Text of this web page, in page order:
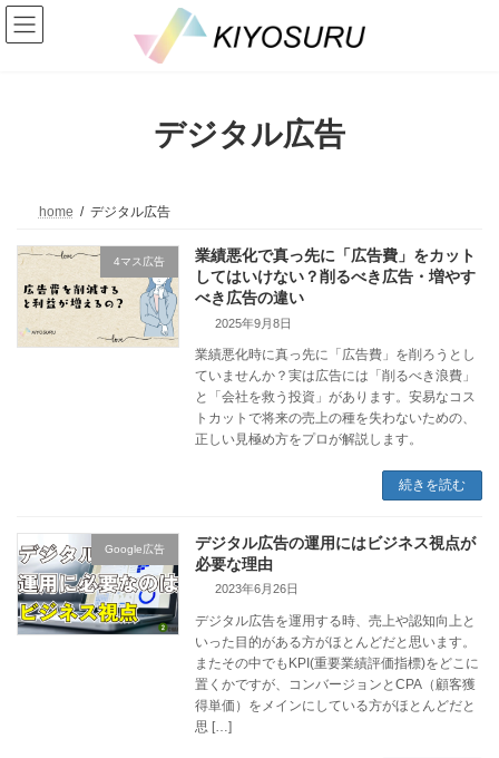
コ
ン
テ
ナ
ビ
ゲ
デジタル広告
home デジタル広告
4マス広告
業績悪化で真っ先に「広告費」をカット
してはいけない？削るべき広告・増やす
べき広告の違い
2025年9月8日
業績悪化時に真っ先に「広告費」を削ろうとし
ていませんか？実は広告には「削るべき浪費」
と「会社を救う投資」があります。安易なコス
トカットで将来の売上の種を失わないための、
正しい見極め方をプロが解説します。
続きを読む
Google広告
デジタル広告の運用にはビジネス視点が
必要な理由
2023年6月26日
デジタル広告を運用する時、売上や認知向上と
いった目的がある方がほとんどだと思います。
またその中でもKPI(重要業績評価指標)をどこに
置くかですが、コンバージョンとCPA（顧客獲
得単価）をメインにしている方がほとんどだと
思 […]